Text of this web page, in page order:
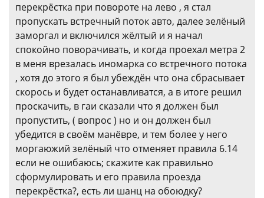
перекрёстка при повороте на лево , я стал
пропускать встречный поток авто, далее зелёный
заморгал и включился жёлтый и я начал
спокойно поворачивать, и когда проехал метра 2
в меня врезалась иномарка со встречного потока
, хотя до этого я был убеждён что она сбрасывает
скорось и будет останавливатся, а в итоге решил
проскачить, в гаи сказали что я должен был
пропустить, ( вопрос ) но и он должен был
убедится в своём манёвре, и тем более у него
моргаюжий зелёный что отменяет правила 6.14
если не ошибаюсь; скажите как правильно
сформулировать и его правила проезда
перекрёстка?, есть ли шанц на обоюдку?